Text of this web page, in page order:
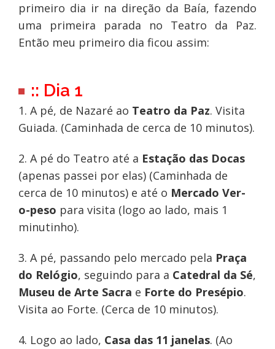
primeiro dia ir na direção da Baía, fazendo
uma primeira parada no Teatro da Paz.
Então meu primeiro dia ficou assim:
:: Dia 1
1. A pé, de Nazaré ao Teatro da Paz. Visita
Guiada. (Caminhada de cerca de 10 minutos).
2. A pé do Teatro até a Estação das Docas
(apenas passei por elas) (Caminhada de
cerca de 10 minutos) e até o Mercado Ver-
o-peso para visita (logo ao lado, mais 1
minutinho).
3. A pé, passando pelo mercado pela Praça
do Relógio, seguindo para a Catedral da Sé,
Museu de Arte Sacra e Forte do Presépio.
Visita ao Forte. (Cerca de 10 minutos).
4. Logo ao lado, Casa das 11 janelas. (Ao